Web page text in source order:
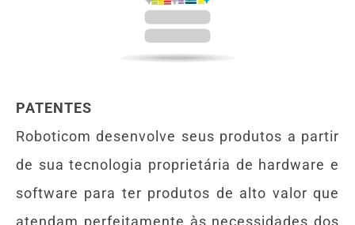
PATENTES
Roboticom desenvolve seus produtos a partir
de sua tecnologia proprietária de hardware e
software para ter produtos de alto valor que
atendam perfeitamente às necessidades dos